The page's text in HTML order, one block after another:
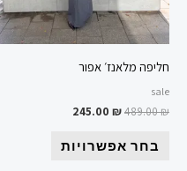
חליפה מלאנז׳ אפור
sale
489.00₪
245.00 ₪
בחר אפשרויות
האפשרויות
בעמוד